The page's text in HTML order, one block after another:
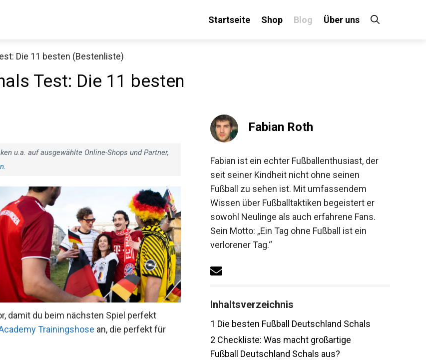
Startseite Shop Blog Über uns
Die 11 besten (Bestenliste)
Test: Die 11 besten
u.a. auf ausgewählte Online-Shops und Partner,
.
damit du beim nächsten Spiel perfekt
Trainingshose an, die perfekt für
Fabian Roth
Fabian ist ein echter Fußballenthusiast, der
seit seiner Kindheit nicht ohne seinen
Fußball zu sehen ist. Mit umfassendem
Wissen über Fußballtaktiken begeistert er
sowohl Neulinge als auch erfahrene Fans.
Sein Motto: „Ein Tag ohne Fußball ist ein
verlorener Tag.“
Inhaltsverzeichnis
Die besten Fußball Deutschland Schals
Checkliste: Was macht großartige
Fußball Deutschland Schals aus?
Decathlon Sale
jetzt die meistverkauften Produkte im Sale bei Decathlon an!
Jetzt anschauen